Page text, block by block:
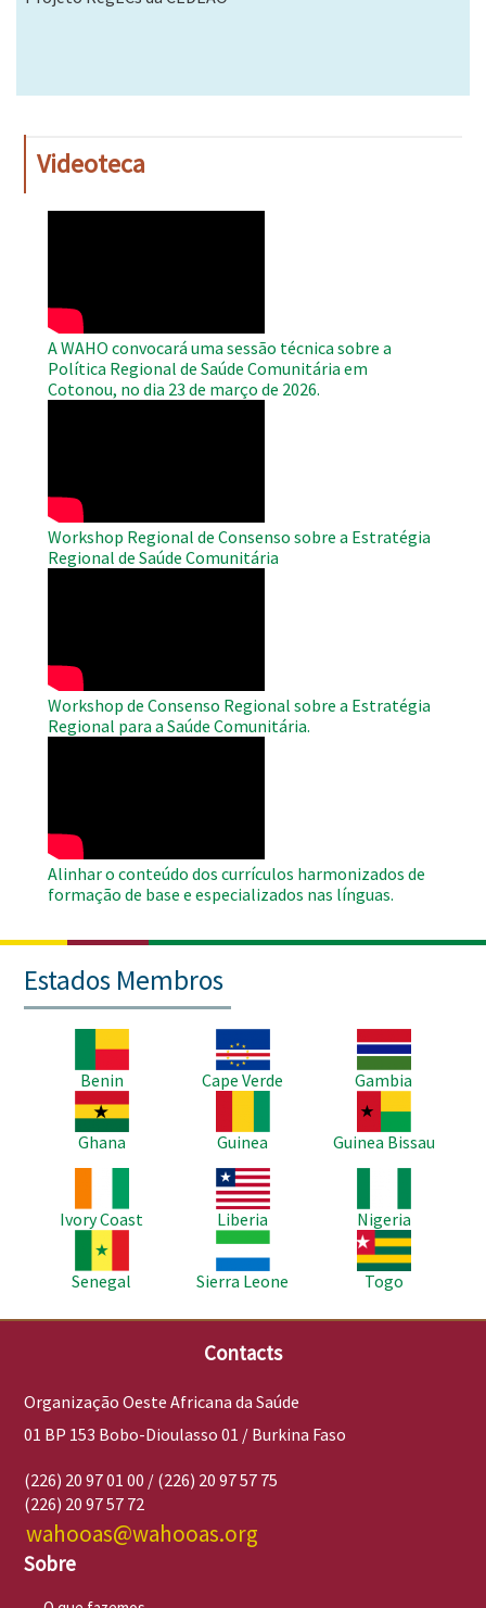
Videoteca
A WAHO convocará uma sessão técnica sobre a
Política Regional de Saúde Comunitária em
Cotonou, no dia 23 de março de 2026.
Workshop Regional de Consenso sobre a Estratégia
Regional de Saúde Comunitária
Workshop de Consenso Regional sobre a Estratégia
Regional para a Saúde Comunitária.
Alinhar o conteúdo dos currículos harmonizados de
formação de base e especializados nas línguas.
Estados Membros
Benin
Imagem
Cape Verde
Imagem
Gambia
Imagem
Ghana
Guinea
Imagem
Guinea Bissau
Ivory Coast
Imagem
Liberia
Nigeria
Imagem
Senegal
Imagem
Sierra Leone
Imagem
Togo
Contacts
Organização Oeste Africana da Saúde
01 BP 153 Bobo-Dioulasso 01 / Burkina Faso
(226) 20 97 01 00 / (226) 20 97 57 75
(226) 20 97 57 72
wahooas@wahooas.org
Sobre